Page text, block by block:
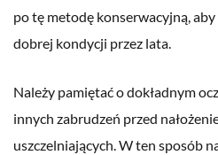
po tę metodę konserwacyjną,
dobrej kondycji przez lata.
Należy pamiętać o dokładnym
innych zabrudzeń przed
uszczelniających. W ten sposób